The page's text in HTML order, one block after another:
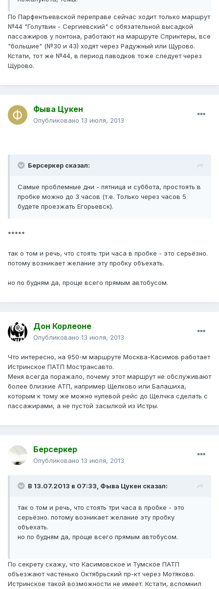
По Парфентьеввской переправе сейчас ходит только маршрут
№44 "Голутвин - Сергиевский" с обязательной высадкой
пассажиров у понтона, работают на маршруте Спринтеры, все
"большие" (№30 и 43) ходят через Радужный или Щурово.
Кстати, тот же №44, в период паводков тоже следует через
Щурово.
Фыва Цукен
Опубликовано 13 июля, 2013
Берсеркер сказал:
Самые проблемные дни - пятница и суббота, простоять в
пробке можно до 3 часов (т.е. Только через часов 5
будете проезжать Егорьевск).
*****
так о том и речь, что стоять три часа в пробке - это серьёзно.
потому возникает желание эту пробку объехать.
но по будням да, проще всего прямым автобусом.
Дон Корлеоне
Опубликовано 13 июля, 2013
Что интересно, на 950-м маршруте Москва-Касимов работает
Истринское ПАТП Мострансавто.
Меня всегда поражало, почему этот маршрут не обслуживают
более близкие АТП, например Щелково или Балашиха,
которым к тому же можно нулевой рейс до Щелчка сделать с
пассажирами, а не пустой засылкой из Истры.
Берсеркер
Опубликовано 13 июля, 2013
В 13.07.2013 в 07:33, Фыва Цукен сказал:
так о том и речь, что стоять три часа в пробке - это
серьёзно. потому возникает желание эту пробку
объехать.
но по будням да, проще всего прямым автобусом.
По секрету скажу, что Касимовское и Тумское ПАТП
объезжают частенько Октябрьский пр-кт через Мотяково.
Истринское такой возможности не имеет. Кстати, вспомнил